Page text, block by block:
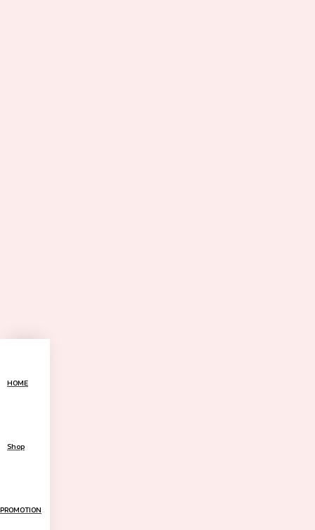
HOME
Shop
PROMOTION